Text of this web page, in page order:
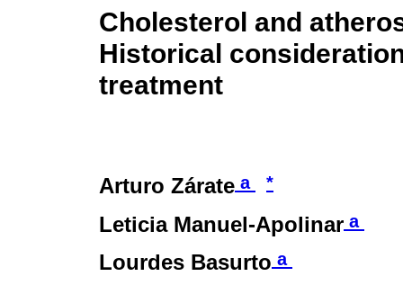
Cholesterol and
Historical
treatment
Arturo Zárate a *
Leticia Manuel-Apolinar a
Lourdes Basurto a